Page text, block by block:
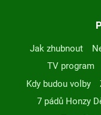
Jak zhubnout
TV program
Kdy budou volby
7 pádů Honzy